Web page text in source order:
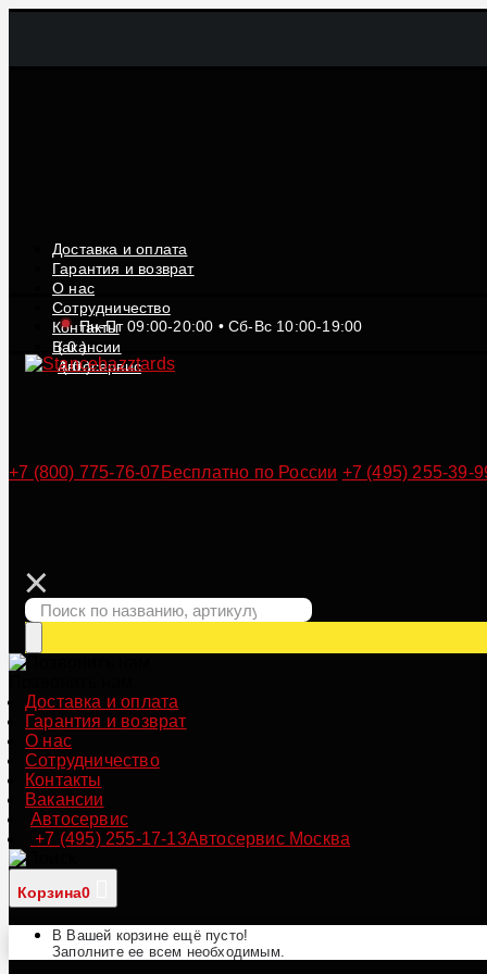
Доставка и оплата
Гарантия и возврат
О нас
Сотрудничество
Контакты
Вакансии
Автосервис
Пн-Пт 09:00-20:00 • Сб-Вс 10:00-19:00
(0)
(0)
+7 (800) 775-76-07 Бесплатно по России +7 (495) 255-39-
Доставка и оплата
Гарантия и возврат
О нас
Сотрудничество
Контакты
Вакансии
Автосервис
+7 (495) 255-17-13Автосервис Москва
Корзина0
В Вашей корзине ещё пусто!
Заполните ее всем необходимым.